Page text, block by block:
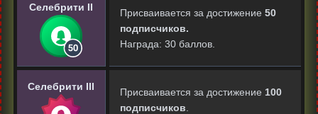
Селебрити II Присваивается за достижение 50
подписчиков.
Награда: 30 баллов.
Селебрити III Присваивается за достижение 100
подписчиков